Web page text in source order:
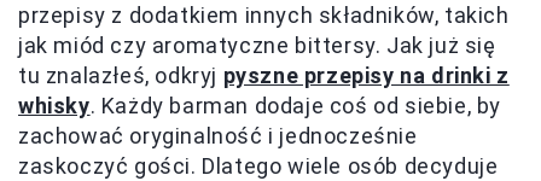
przepisy z dodatkiem innych składników, takich
jak miód czy aromatyczne bittersy. Jak już się
tu znalazłeś, odkryj pyszne przepisy na drinki z
whisky. Każdy barman dodaje coś od siebie, by
zachować oryginalność i jednocześnie
zaskoczyć gości. Dlatego wiele osób decyduje